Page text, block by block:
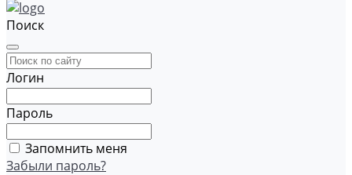
Поиск
Логин
Пароль
Запомнить меня
Забыли пароль?